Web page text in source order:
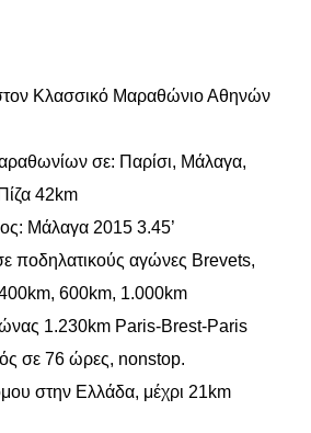
στον Κλασσικό Μαραθώνιο Αθηνών
σε: Παρίσι, Μάλαγα,
42km
Μάλαγα 2015 3.45’
ποδηλατικούς αγώνες Brevets,
600km, 1.000km
1.230km Paris-Brest-Paris
σε 76 ώρες, nonstop.
στην Ελλάδα, μέχρι 21km